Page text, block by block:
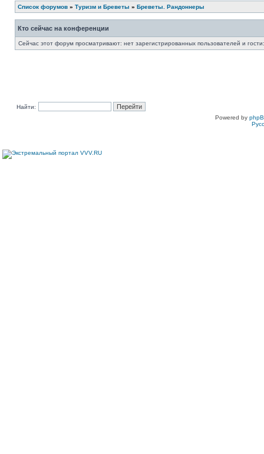
Список форумов » Туризм и Бреветы » Бреветы. Рандоннеры
Кто сейчас на конференции
Сейчас этот форум просматривают: нет зарегистрированных пользователей и
Найти:
Powered by